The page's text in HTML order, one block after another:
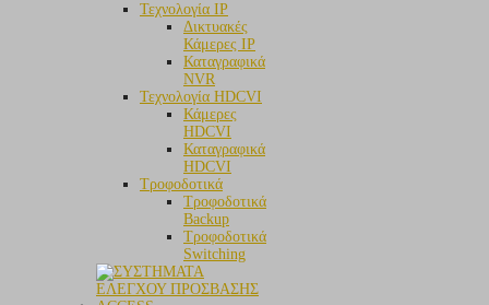
Τεχνολογία IP
Δικτυακές
Κάμερες IP
Καταγραφικά
NVR
Τεχνολογία HDCVI
Κάμερες
HDCVI
Καταγραφικά
HDCVI
Τροφοδοτικά
Τροφοδοτικά
Backup
Τροφοδοτικά
Switching